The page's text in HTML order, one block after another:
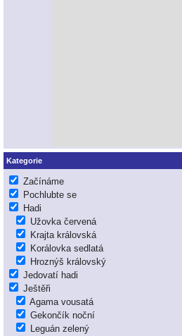
Kategorie
Začínáme
Pochlubte se
Hadi
Užovka červená
Krajta královská
Korálovka sedlatá
Hroznýš královský
Jedovatí hadi
Ještěři
Agama vousatá
Gekončík noční
Leguán zelený